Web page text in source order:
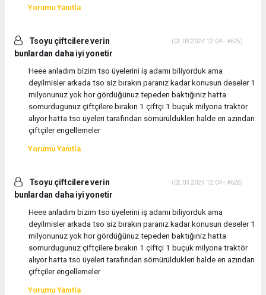
Yorumu Yanıtla
Tsoyu çiftcilere verin
bunlardan daha iyi yonetir
(02.03.2024 12:04 - #625)
Heee anladım bizim tso üyelerini iş adamı biliyorduk ama
deyilmisler arkada tso siz bırakın paranız kadar konusun deseler 1
milyonunuz yok hor gördüğünuz tepeden baktığıniz hatta
somurdugunuz çiftçilere bırakın 1 çiftçi 1 buçuk milyona traktör
alıyor hatta tso üyeleri tarafından sömürüldukleri halde en azından
çiftçiler engellemeler
Yorumu Yanıtla
Tsoyu çiftcilere verin
bunlardan daha iyi yonetir
(02.03.2024 12:04 - #626)
Heee anladım bizim tso üyelerini iş adamı biliyorduk ama
deyilmisler arkada tso siz bırakın paranız kadar konusun deseler 1
milyonunuz yok hor gördüğünuz tepeden baktığıniz hatta
somurdugunuz çiftçilere bırakın 1 çiftçi 1 buçuk milyona traktör
alıyor hatta tso üyeleri tarafından sömürüldukleri halde en azından
çiftçiler engellemeler
Yorumu Yanıtla